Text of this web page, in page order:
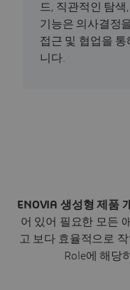
드, 직관적인 탐
기능은 의사결정
접근 및 협업을
니다.
ENOVIA 생성형 제품
어 있어 필요한 모든
고 보다 효율적으로
Role에 해당